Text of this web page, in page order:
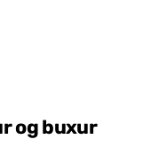
og buxur